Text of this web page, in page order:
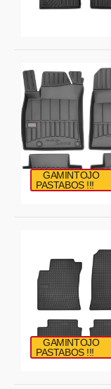
GAMINTOJO
PASTABOS !!!
GAMINTOJO
PASTABOS !!!